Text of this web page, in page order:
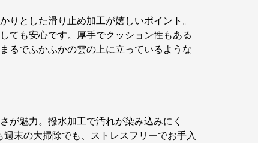
りとした滑り止め加工が嬉しいポイント。
ても安心です。厚手でクッション性もある
るでふかふかの雲の上に立っているような
が魅力。撥水加工で汚れが染み込みにく
末の大掃除でも、ストレスフリーでお手入